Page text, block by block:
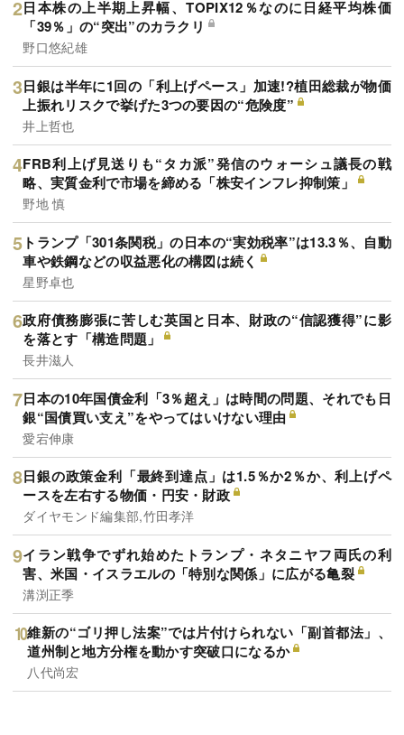
日本株の上半期上昇幅、TOPIX12％なのに日経平均株価
「39％」の“突出”のカラクリ
野口悠紀雄
日銀は半年に1回の「利上げペース」加速!?植田総裁が物価
上振れリスクで挙げた3つの要因の“危険度”
井上哲也
FRB利上げ見送りも“タカ派”発信のウォーシュ議長の戦
略、実質金利で市場を締める「株安インフレ抑制策」
野地 慎
トランプ「301条関税」の日本の“実効税率”は13.3％、自動
車や鉄鋼などの収益悪化の構図は続く
星野卓也
政府債務膨張に苦しむ英国と日本、財政の“信認獲得”に影
を落とす「構造問題」
長井滋人
日本の10年国債金利「3％超え」は時間の問題、それでも日
銀“国債買い支え”をやってはいけない理由
愛宕伸康
日銀の政策金利「最終到達点」は1.5％か2％か、利上げペ
ースを左右する物価・円安・財政
ダイヤモンド編集部,竹田孝洋
イラン戦争でずれ始めたトランプ・ネタニヤフ両氏の利
害、米国・イスラエルの「特別な関係」に広がる亀裂
溝渕正季
維新の“ゴリ押し法案”では片付けられない「副首都法」、
道州制と地方分権を動かす突破口になるか
八代尚宏